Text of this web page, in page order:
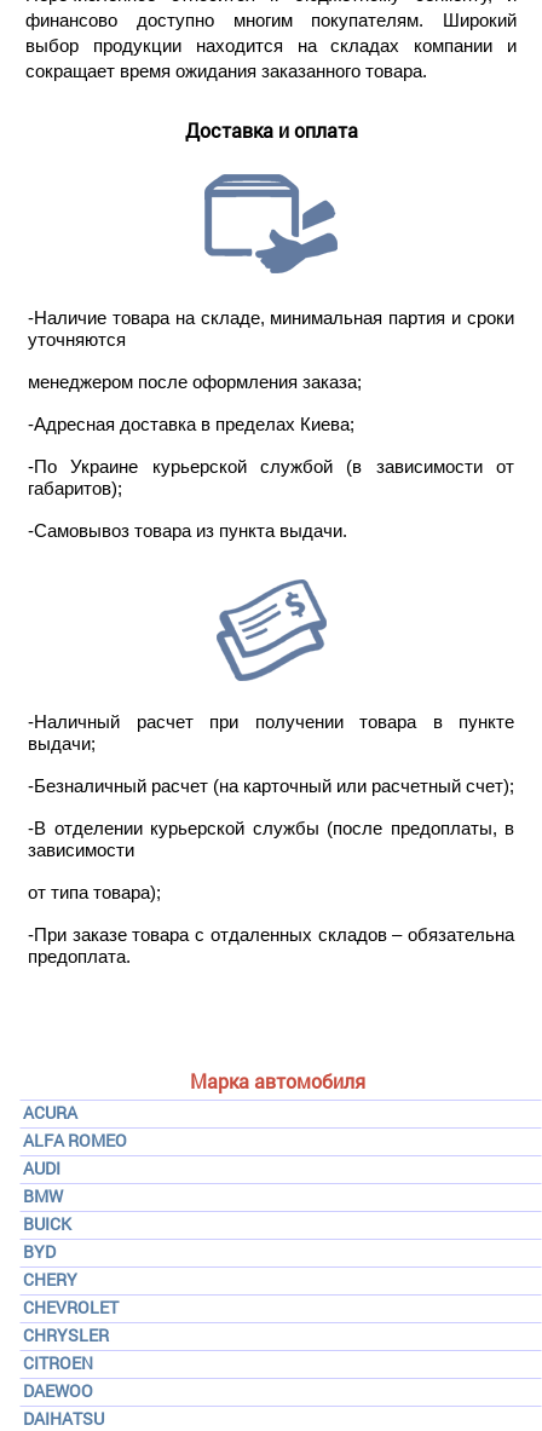
Марка автомобиля
ACURA
ALFA ROMEO
AUDI
BMW
BUICK
BYD
CHERY
CHEVROLET
CHRYSLER
CITROEN
DAEWOO
DAIHATSU
финансово доступно многим покупателям. Широкий
выбор продукции находится на складах компании и
сокращает время ожидания заказанного товара.
Доставка и оплата
-Наличие товара на складе, минимальная партия и сроки
уточняются
менеджером после оформления заказа;
-Адресная доставка в пределах Киева;
-По Украине курьерской службой (в зависимости от
габаритов);
-Самовывоз товара из пункта выдачи.
-Наличный расчет при получении товара в пункте
выдачи;
-Безналичный расчет (на карточный или расчетный счет);
-В отделении курьерской службы (после предоплаты, в
зависимости
от типа товара);
-При заказе товара с отдаленных складов – обязательна
предоплата.